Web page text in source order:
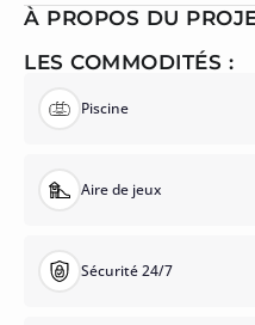
À PROPOS DU
LES COMMODITÉS :
Piscine
Aire de jeux
Sécurité 24/7